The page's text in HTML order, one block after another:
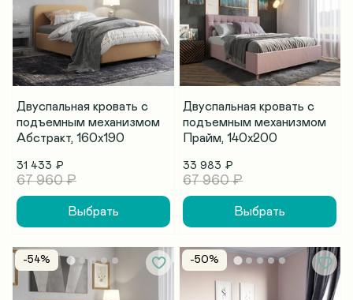
Двуспальная кровать с
подъемным механизмом
Абстракт, 160х190
31 433 ₽
67 960 ₽
Выбрать
Двуспальная кровать с
подъемным механизмом
Прайм, 140х200
33 983 ₽
67 960 ₽
Выбрать
-54% -50%